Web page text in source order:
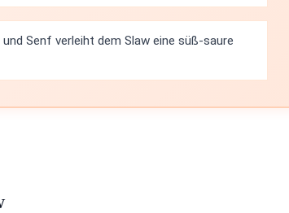
Senf verleiht dem Slaw eine süß-saure